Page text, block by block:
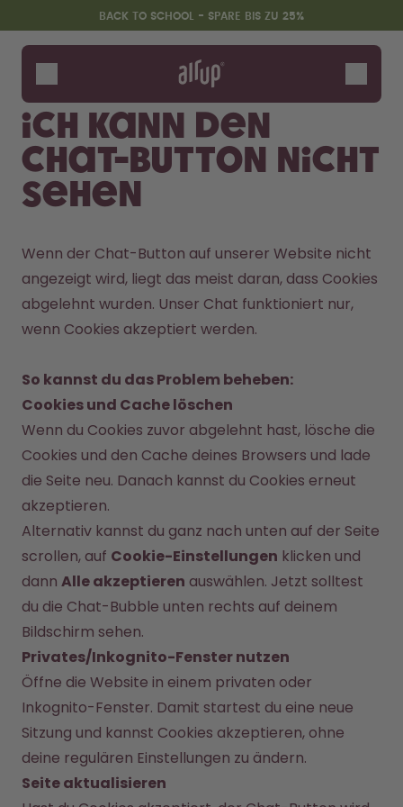
Zum Hauptinhalt springen
Erklärung zur BarrierefreiheitBACK TO SCHOOL - SPARE BIS ZU 25%
Flaschen
Duft-Pods
Zubehör
Starter Sets
Back2School
Gewinnspiel
Back to School - Spare bis zu
25%
createdbygabe × air up®
Wie funktioniert's
Hilfe & FAQ
Store Finder
Flaschen vergleichen
Ich kann den
Chat-Button nicht
sehen
Wenn der Chat-Button auf unserer Website nicht
angezeigt wird, liegt das meist daran, dass Cookies
abgelehnt wurden. Unser Chat funktioniert nur,
wenn Cookies akzeptiert werden.
So kannst du das Problem beheben:
Cookies und Cache löschen
Wenn du Cookies zuvor abgelehnt hast, lösche die
Cookies und den Cache deines Browsers und lade
die Seite neu. Danach kannst du Cookies erneut
Alternativ kannst du ganz nach unten auf der Seite
scrollen, auf Cookie-Einstellungen klicken und
dann Alle akzeptieren auswählen. Jetzt solltest
du die Chat-Bubble unten rechts auf deinem
Bildschirm sehen.
Privates/Inkognito-Fenster nutzen
Öffne die Website in einem privaten oder
Inkognito-Fenster. Damit startest du eine neue
Sitzung und kannst Cookies akzeptieren, ohne
Seite aktualisieren